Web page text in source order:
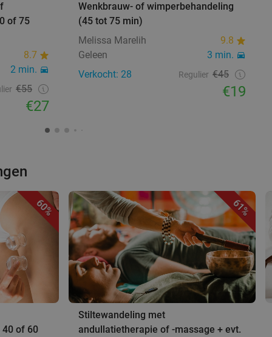
of 75
8.7
2 min.
€55
€27
Wenkbrauw- of wimperbehandeling
(45 tot 75 min)
Melissa Marelih
9.8
Geleen
3 min.
Verkocht: 28
Regulier €45
€19
60%
40 of 60
61%
Stiltewandeling met
andullatietherapie of -massage + evt.